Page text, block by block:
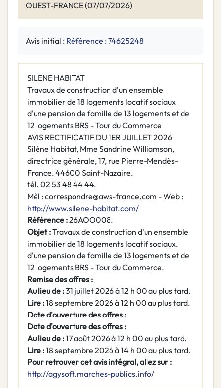
OUEST-FRANCE (07/07/2026)
Avis initial : Référence : 74625248
SILENE HABITAT
Travaux de construction d'un ensemble
immobilier de 18 logements locatif sociaux
d'une pension de famille de 13 logements et de
12 logements BRS - Tour du Commerce
AVIS RECTIFICATIF DU 1ER JUILLET 2026
Silène Habitat, Mme Sandrine Williamson,
directrice générale, 17, rue Pierre-Mendès-
France, 44600 Saint-Nazaire,
tél. 02 53 48 44 44.
Mèl : correspondre@aws-france.com - Web :
http://www.silene-habitat.com/
Référence :26AOO008.
Objet :Travaux de construction d'un ensemble
immobilier de 18 logements locatif sociaux,
d'une pension de famille de 13 logements et de
12 logements BRS - Tour du Commerce.
Remise des offres :
Au lieu de :31 juillet 2026 à 12 h 00 au plus tard.
Lire :18 septembre 2026 à 12 h 00 au plus tard.
Date d'ouverture des offres :
Date d'ouverture des offres :
Au lieu de :17 août 2026 à 12 h 00 au plus tard.
Lire :18 septembre 2026 à 14 h 00 au plus tard.
Pour retrouver cet avis intégral, allez sur :
http://agysoft.marches-publics.info/